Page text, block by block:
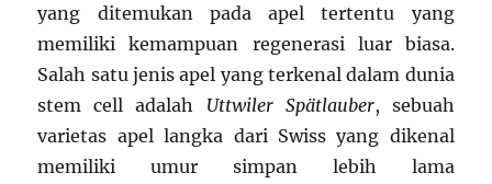
yang ditemukan pada apel tertentu yang
memiliki kemampuan regenerasi luar biasa.
Salah satu jenis apel yang terkenal dalam dunia
stem cell adalah Uttwiler Spätlauber, sebuah
varietas apel langka dari Swiss yang dikenal
memiliki umur simpan lebih lama